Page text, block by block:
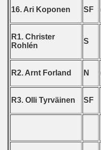
16. Ari Koponen SF
R1. Christer
Rohlén
S
R2. Arnt Forland N
R3. Olli Tyrväinen SF
- 2007
- 2008
- 2009
- 2011